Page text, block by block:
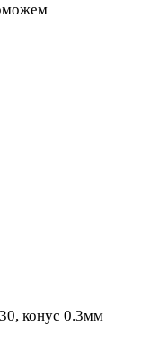
конус 0.3мм